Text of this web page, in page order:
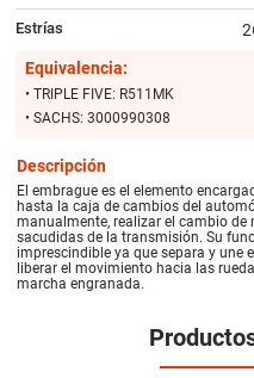
Estrías
Equivalencia:
• TRIPLE FIVE: R511MK
• SACHS: 3000990308
Descripción
El embrague es el elemento
hasta la caja de cambios del
manualmente, realizar el cambio de
sacudidas de la transmisión. Su
imprescindible ya que separa y une
liberar el movimiento hacia las
marcha engranada.